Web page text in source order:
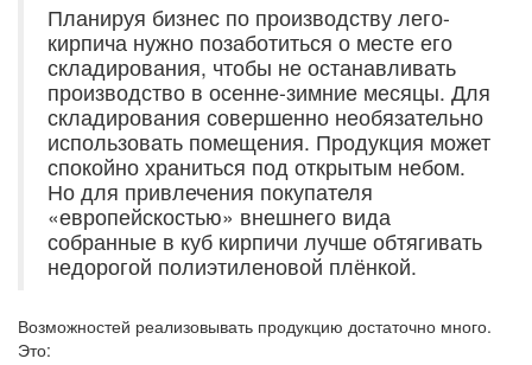
Планируя бизнес по производству лего-
кирпича нужно позаботиться о месте его
складирования, чтобы не останавливать
производство в осенне-зимние месяцы. Для
складирования совершенно необязательно
использовать помещения. Продукция может
спокойно храниться под открытым небом.
Но для привлечения покупателя
«европейскостью» внешнего вида
собранные в куб кирпичи лучше обтягивать
недорогой полиэтиленовой плёнкой.
Возможностей реализовывать продукцию достаточно много.
Это: